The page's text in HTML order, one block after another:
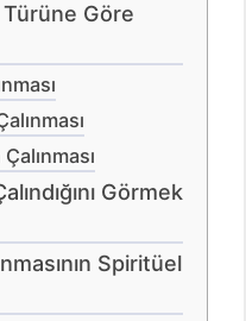
Göre
Görmek
Spiritüel